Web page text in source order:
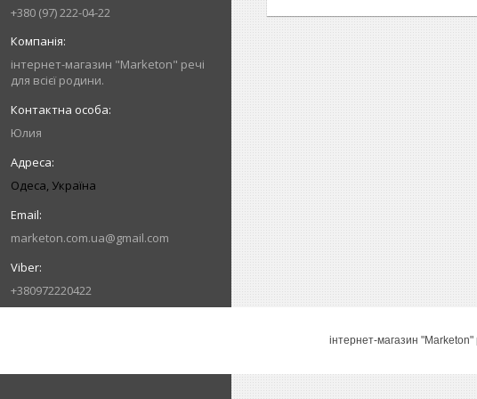
+380 (97) 222-04-22
інтернет-магазин "Marketon" речі
для всієї родини.
Юлия
Одеса, Україна
marketon.com.ua@gmail.com
+380972220422